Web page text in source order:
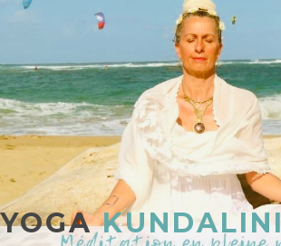
YOGAKUNDALINI